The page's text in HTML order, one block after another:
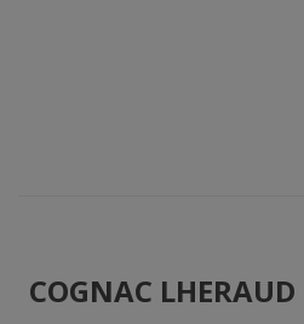
COGNAC